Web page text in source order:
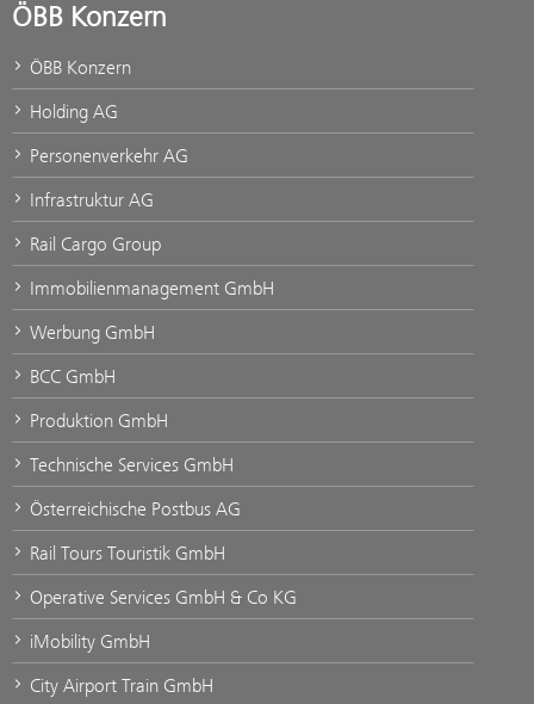
ÖBB Konzern
ÖBB Konzern
Holding AG
Personenverkehr AG
Infrastruktur AG
Rail Cargo Group
Immobilienmanagement GmbH
Werbung GmbH
BCC GmbH
Produktion GmbH
Technische Services GmbH
Österreichische Postbus AG
Rail Tours Touristik GmbH
Operative Services GmbH & Co KG
iMobility GmbH
City Airport Train GmbH